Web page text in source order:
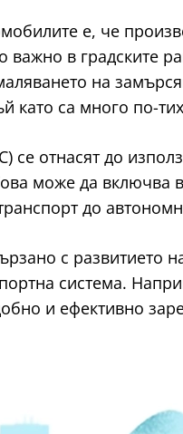
е, че
важно в градските
на
са много по-
се отнасят до
може да
до
с развитието
система.
и ефективно